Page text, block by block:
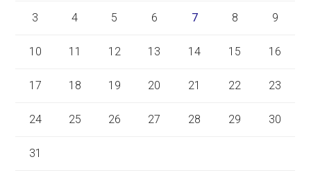
3 4 5 6 7 8 9
10 11 12 13 14 15 16
17 18 19 20 21 22 23
24 25 26 27 28 29 30
31